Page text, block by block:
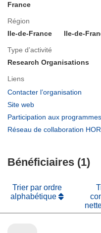
France
Région
Ile-de-France
Ile-de-
Type d’activité
Research Organisations
Liens
Contacter l’organisation
Site web
dans
une
Participation aux
Réseau de collaboration
Bénéficiaires (1)
Trier par ordre
alphabétique